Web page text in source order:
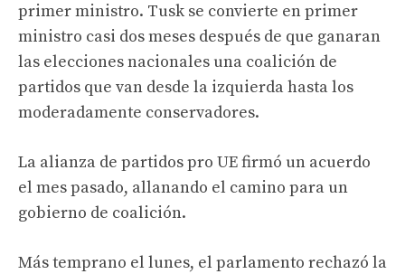
primer ministro. Tusk se convierte en primer
ministro casi dos meses después de que ganaran
las elecciones nacionales una coalición de
partidos que van desde la izquierda hasta los
moderadamente conservadores.
La alianza de partidos pro UE firmó un acuerdo
el mes pasado, allanando el camino para un
gobierno de coalición.
Más temprano el lunes, el parlamento rechazó la